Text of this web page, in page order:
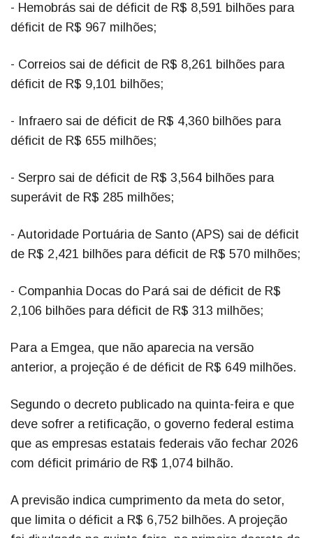
- Hemobrás sai de déficit de R$ 8,591 bilhões para
déficit de R$ 967 milhões;
- Correios sai de déficit de R$ 8,261 bilhões para
déficit de R$ 9,101 bilhões;
- Infraero sai de déficit de R$ 4,360 bilhões para
déficit de R$ 655 milhões;
- Serpro sai de déficit de R$ 3,564 bilhões para
superávit de R$ 285 milhões;
- Autoridade Portuária de Santo (APS) sai de déficit
de R$ 2,421 bilhões para déficit de R$ 570 milhões;
- Companhia Docas do Pará sai de déficit de R$
2,106 bilhões para déficit de R$ 313 milhões;
Para a Emgea, que não aparecia na versão
anterior, a projeção é de déficit de R$ 649 milhões.
Segundo o decreto publicado na quinta-feira e que
deve sofrer a retificação, o governo federal estima
que as empresas estatais federais vão fechar 2026
com déficit primário de R$ 1,074 bilhão.
A previsão indica cumprimento da meta do setor,
que limita o déficit a R$ 6,752 bilhões. A projeção